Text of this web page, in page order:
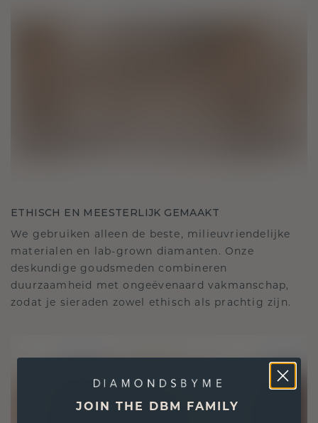
ETHISCH EN MEESTERLIJK GEMAAKT
We gebruiken alleen de beste, milieuvriendelijke
materialen en lab-grown diamanten. Onze
deskundige goudsmeden combineren
duurzaamheid met ongeëvenaard vakmanschap,
zodat je sieraden zowel ethisch als prachtig zijn.
JOIN THE DBM FAMILY